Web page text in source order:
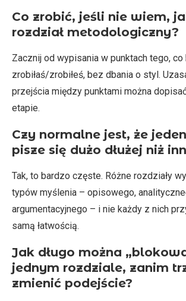
Co zrobić, jeśli nie wiem,
rozdział metodologiczny?
Zacznij od wypisania w punktach tego, co
zrobiłaś/zrobiłeś, bez dbania o styl.
przejścia między punktami można
etapie.
Czy normalne jest, że
pisze się dużo dłużej niż
Tak, to bardzo częste. Różne rozdziały
typów myślenia – opisowego,
argumentacyjnego – i nie każdy z nich
samą łatwością.
Jak długo można
jednym rozdziale, zanim
zmienić podejście?